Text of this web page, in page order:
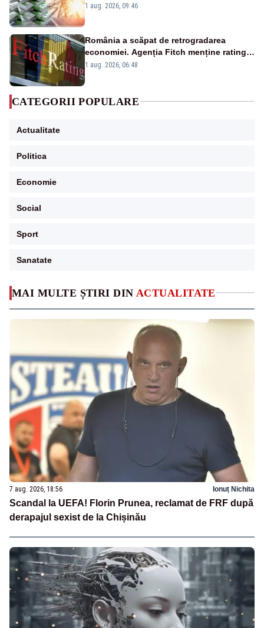
MAI MULTE ȘTIRI DIN ACTUALITATE
7 aug. 2026, 18:56 Ionuț Nichita
Scandal la UEFA! Florin Prunea, reclamat de FRF după
derapajul sexist de la Chișinău
Analiză Realitatea Plus
1 aug. 2026, 09:46
România a scăpat de retrogradarea
economiei. Agenția Fitch menține ratingul
„BBB-” cu perspectivă negativă
1 aug. 2026, 06:48
CATEGORII POPULARE
Actualitate
Politica
Economie
Social
Sport
Sanatate